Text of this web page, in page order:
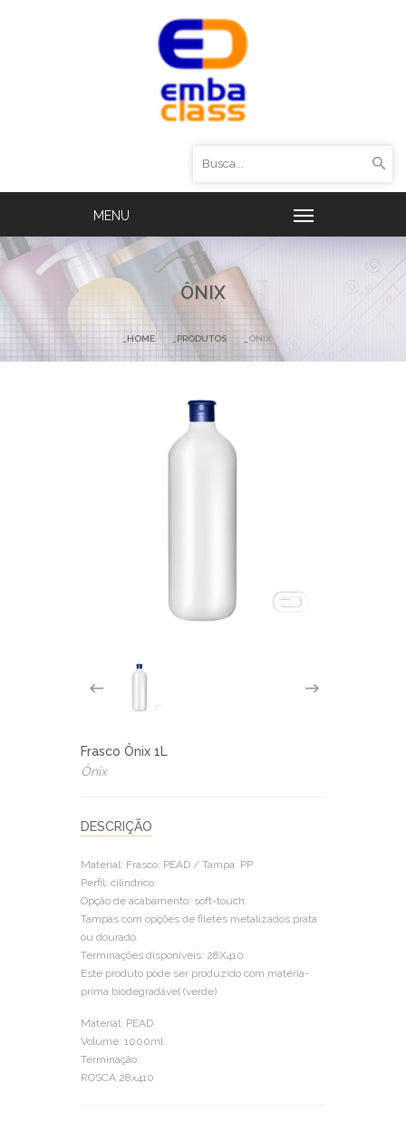
ÔNIX
HOME PRODUTOS ÔNIX
Frasco Ônix 1L
Ônix
DESCRIÇÃO
Material: Frasco: PEAD / Tampa: PP
Perfil: cilíndrico
Opção de acabamento: soft-touch.
Tampas com opções de filetes metalizados prata
ou dourado.
Terminações disponíveis: 28X410
Este produto pode ser produzido com matéria-
prima biodegradável (verde)
Material: PEAD
Volume: 1000ml
Terminação:
ROSCA 28x410